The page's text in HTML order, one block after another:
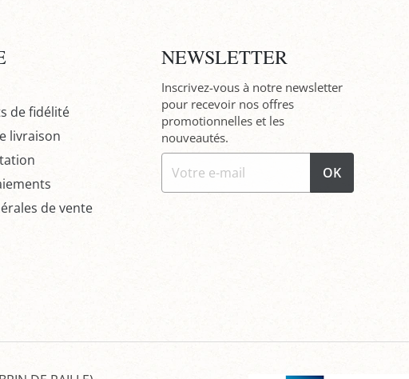
de fidélité
livraison
de vente
NEWSLETTER
Inscrivez-vous à notre newsletter
pour recevoir nos offres
promotionnelles et les
nouveautés.
OK